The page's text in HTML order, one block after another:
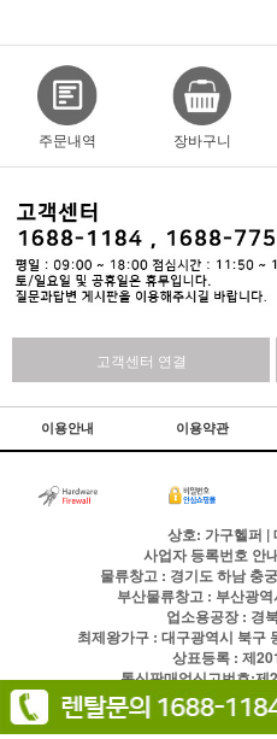
주문내역 장바구니
고객센터 연결
이용안내 이용약관
상호: 가구헬퍼 |
사업자 등록번호 안
물류창고 : 경기도 하남 충
부산물류창고 : 부산광
업소용공장 : 경
최제왕가구 : 대구광역시 북구
상표등록 : 제
통신판매업신고번호:
전화1688-
이용약관
개